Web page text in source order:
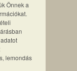
Önnek a
lemondás